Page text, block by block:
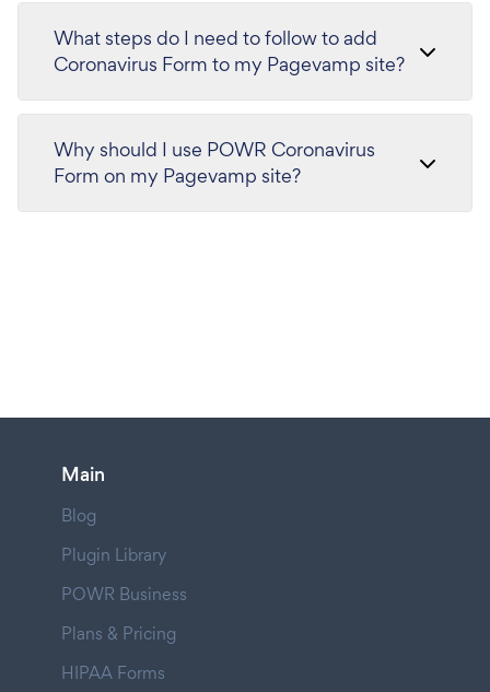
What steps do I need to follow to add
Coronavirus Form to my Pagevamp site?
Why should I use POWR Coronavirus
Form on my Pagevamp site?
Main
Blog
Plugin Library
POWR Business
Plans & Pricing
HIPAA Forms